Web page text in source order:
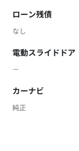
ローン残債
なし
電動スライドドア
－
カーナビ
純正